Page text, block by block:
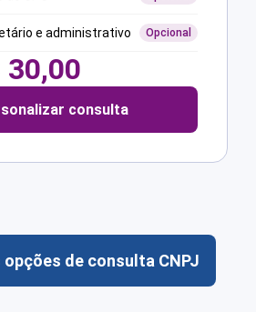
e administrativo Opcional
30,00
consulta
de consulta CNPJ